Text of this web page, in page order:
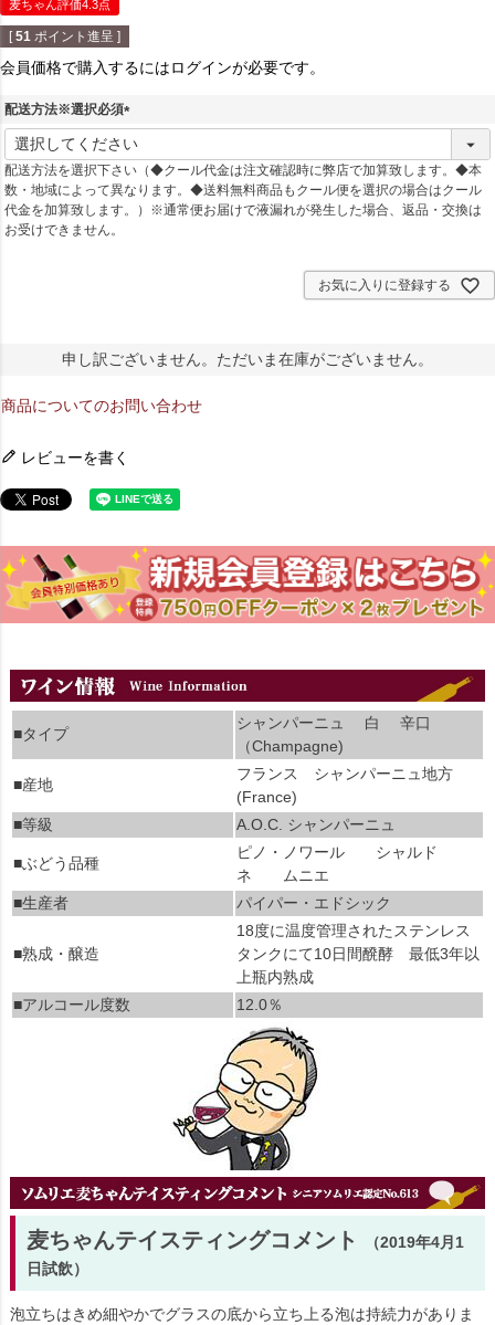
麦ちゃん評価4.3点
[ 51 ポイント進呈 ]
会員価格で購入するにはログインが必要です。
配送方法※選択必須
(
必
須
)
配送方法を選択下さい（◆クール代金は注文確認時に弊店で加算致します。◆本
数・地域によって異なります。◆送料無料商品もクール便を選択の場合はクール
代金を加算致します。）※通常便お届けで液漏れが発生した場合、返品・交換は
お受けできません。
お気に入りに登録する
申し訳ございません。ただいま在庫がございません。
商品についてのお問い合わせ
レビューを書く
■タイプ
シャンパーニュ 白 辛口
（Champagne)
■産地
フランス シャンパーニュ地方
(France)
■等級
A.O.C. シャンパーニュ
■ぶどう品種
ピノ・ノワール シャルド
ネ ムニエ
■生産者
パイパー・エドシック
■熟成・醸造
18度に温度管理されたステンレス
タンクにて10日間醗酵 最低3年以
上瓶内熟成
■アルコール度数
12.0％
麦ちゃんテイスティングコメント
（2019年4月1
日試飲）
泡立ちはきめ細やかでグラスの底から立ち上る泡は持続力がありま